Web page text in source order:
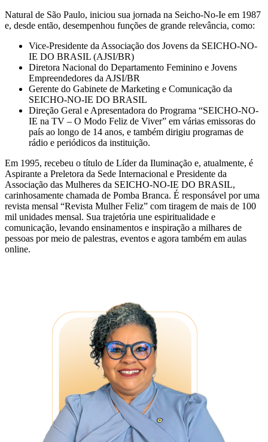
Natural de São Paulo, iniciou sua jornada na Seicho-No-Ie em 1987
e, desde então, desempenhou funções de grande relevância, como:
Vice-Presidente da Associação dos Jovens da SEICHO-NO-
IE DO BRASIL (AJSI/BR)
Diretora Nacional do Departamento Feminino e Jovens
Empreendedores da AJSI/BR
Gerente do Gabinete de Marketing e Comunicação da
SEICHO-NO-IE DO BRASIL
Direção Geral e Apresentadora do Programa “SEICHO-NO-
IE na TV – O Modo Feliz de Viver” em várias emissoras do
país ao longo de 14 anos, e também dirigiu programas de
rádio e periódicos da instituição.
Em 1995, recebeu o título de Líder da Iluminação e, atualmente, é
Aspirante a Preletora da Sede Internacional e Presidente da
Associação das Mulheres da SEICHO-NO-IE DO BRASIL,
carinhosamente chamada de Pomba Branca. É responsável por uma
revista mensal “Revista Mulher Feliz” com tiragem de mais de 100
mil unidades mensal. Sua trajetória une espiritualidade e
comunicação, levando ensinamentos e inspiração a milhares de
pessoas por meio de palestras, eventos e agora também em aulas
online.